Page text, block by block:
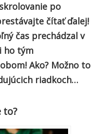
po
čítať ďalej!
čas prechádzal v
ho tým
Ako? Možno to
riadkoch…
to?